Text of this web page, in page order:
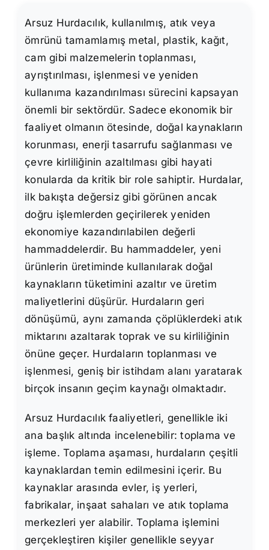
Arsuz Hurdacılık, kullanılmış, atık veya
ömrünü tamamlamış metal, plastik, kağıt,
cam gibi malzemelerin toplanması,
ayrıştırılması, işlenmesi ve yeniden
kullanıma kazandırılması sürecini kapsayan
önemli bir sektördür. Sadece ekonomik bir
faaliyet olmanın ötesinde, doğal kaynakların
korunması, enerji tasarrufu sağlanması ve
çevre kirliliğinin azaltılması gibi hayati
konularda da kritik bir role sahiptir. Hurdalar,
ilk bakışta değersiz gibi görünen ancak
doğru işlemlerden geçirilerek yeniden
ekonomiye kazandırılabilen değerli
hammaddelerdir. Bu hammaddeler, yeni
ürünlerin üretiminde kullanılarak doğal
kaynakların tüketimini azaltır ve üretim
maliyetlerini düşürür. Hurdaların geri
dönüşümü, aynı zamanda çöplüklerdeki atık
miktarını azaltarak toprak ve su kirliliğinin
önüne geçer. Hurdaların toplanması ve
işlenmesi, geniş bir istihdam alanı yaratarak
birçok insanın geçim kaynağı olmaktadır.
Arsuz Hurdacılık faaliyetleri, genellikle iki
ana başlık altında incelenebilir: toplama ve
işleme. Toplama aşaması, hurdaların çeşitli
kaynaklardan temin edilmesini içerir. Bu
kaynaklar arasında evler, iş yerleri,
fabrikalar, inşaat sahaları ve atık toplama
merkezleri yer alabilir. Toplama işlemini
gerçekleştiren kişiler genellikle seyyar